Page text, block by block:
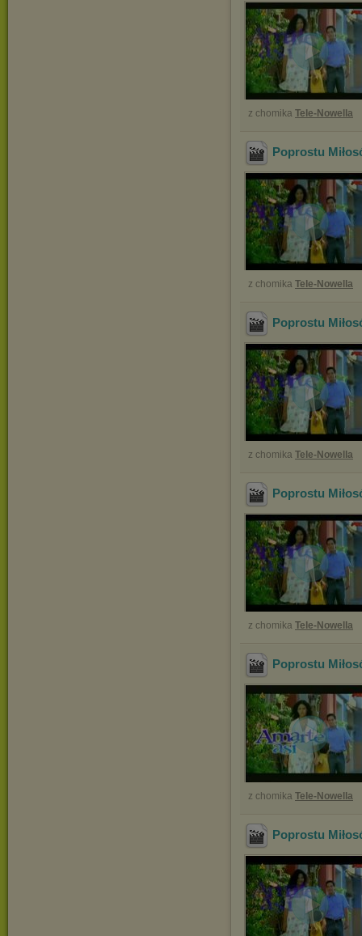
z chomika Tele-Nowella
Poprostu
z chomika Tele-Nowella
Poprostu
z chomika Tele-Nowella
Poprostu
z chomika Tele-Nowella
Poprostu
z chomika Tele-Nowella
Poprostu